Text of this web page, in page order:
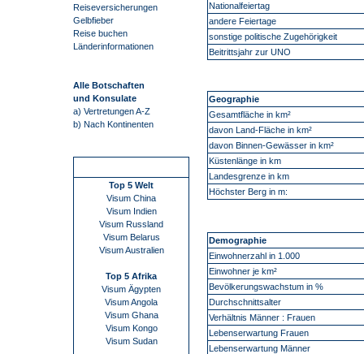
Reiseversicherungen
Gelbfieber
Reise buchen
Länderinformationen
Alle Botschaften
und Konsulate
a) Vertretungen A-Z
b) Nach Kontinenten
Top 5 Welt
Visum China
Visum Indien
Visum Russland
Visum Belarus
Visum Australien
Top 5 Afrika
Visum Ägypten
Visum Angola
Visum Ghana
Visum Kongo
Visum Sudan
Nationalfeiertag
andere Feiertage
sonstige politische Zugehörigkeit
Beitrittsjahr zur UNO
Geographie
Gesamtfläche in km²
davon Land-Fläche in km²
davon Binnen-Gewässer in km²
Küstenlänge in km
Landesgrenze in km
Höchster Berg in m:
Demographie
Einwohnerzahl in 1.000
Einwohner je km²
Bevölkerungswachstum in %
Durchschnittsalter
Verhältnis Männer : Frauen
Lebenserwartung Frauen
Lebenserwartung Männer